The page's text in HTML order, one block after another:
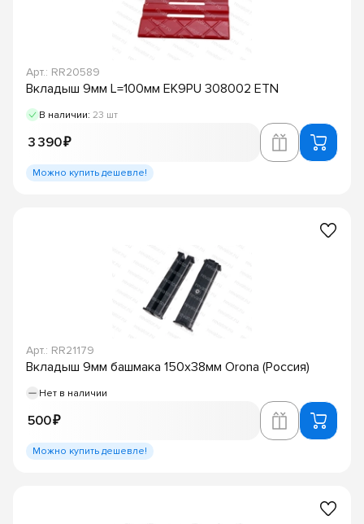
Арт.: RR20589
Вкладыш 9мм L=100мм EK9PU 308002 ETN
В наличии: 23 шт
3 390 ₽
Можно купить дешевле!
Арт.: RR21179
Вкладыш 9мм башмака 150х38мм Orona (Россия)
Нет в наличии
500 ₽
Можно купить дешевле!